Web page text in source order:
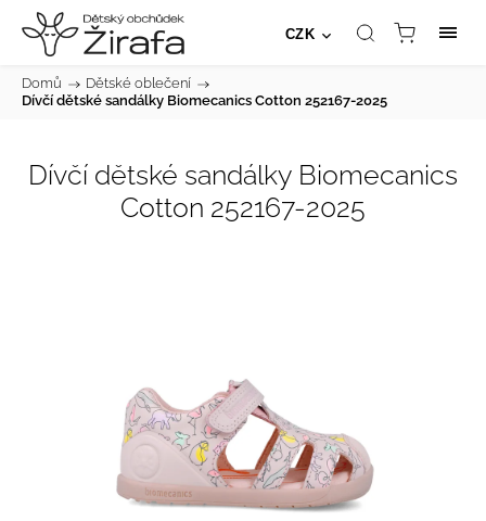
CZK
Domů / Dětské oblečení /
Dívčí dětské sandálky Biomecanics Cotton 252167-2025
Dívčí dětské sandálky Biomecanics
Cotton 252167-2025